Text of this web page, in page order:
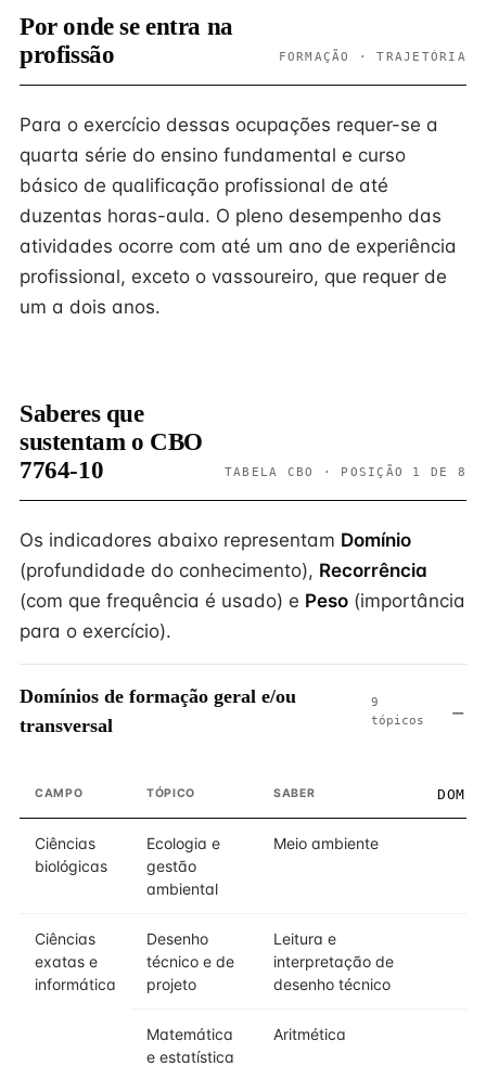
Por onde se entra na
profissão
FORMAÇÃO · TRAJETÓRIA
Para o exercício dessas ocupações requer-se a
quarta série do ensino fundamental e curso
básico de qualificação profissional de até
duzentas horas-aula. O pleno desempenho das
atividades ocorre com até um ano de experiência
profissional, exceto o vassoureiro, que requer de
um a dois anos.
Saberes que
sustentam o CBO
7764-10
TABELA CBO · POSIÇÃO 1 DE 8
Os indicadores abaixo representam Domínio
(profundidade do conhecimento), Recorrência
(com que frequência é usado) e Peso (importância
para o exercício).
Domínios de formação geral e/ou
transversal
9
tópicos
CAMPO TÓPICO SABER
Ciências
biológicas
Ecologia e
gestão
ambiental
Meio ambiente
Ciências
exatas e
informática
Desenho
técnico e de
projeto
Leitura e
interpretação de
desenho técnico
Matemática
e estatística
Aritmética